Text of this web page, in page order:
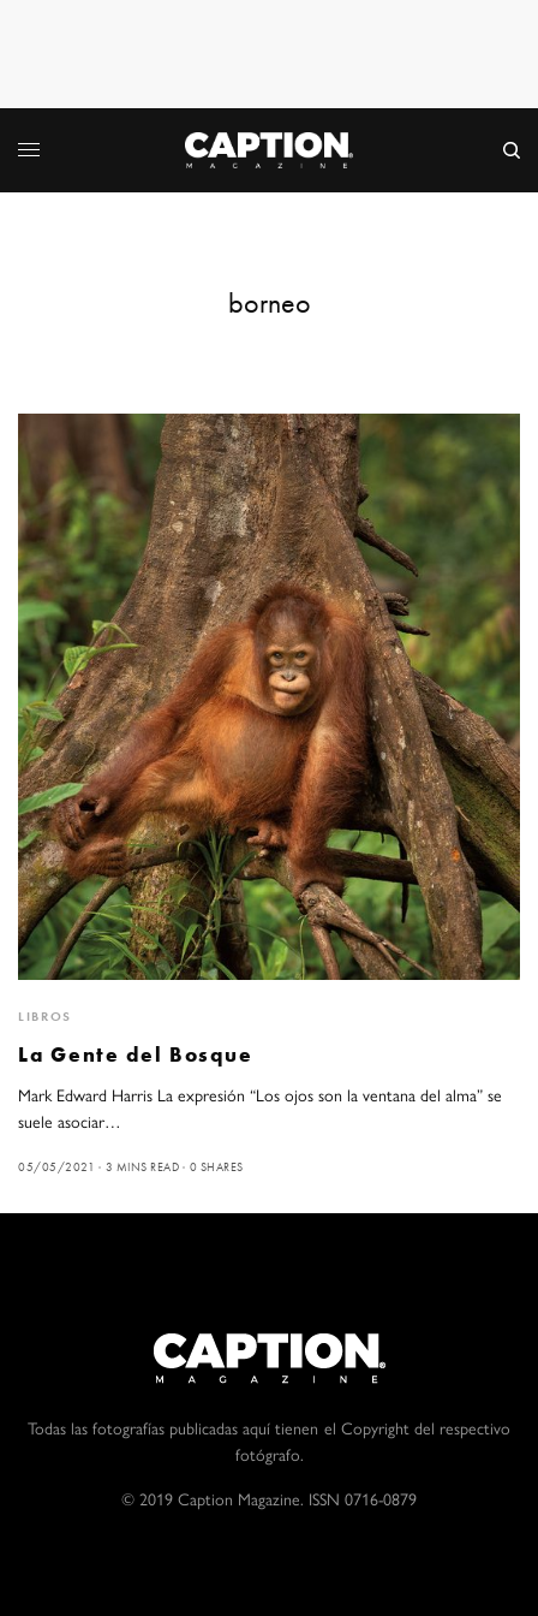
borneo
LIBROS
La Gente del Bosque
Mark Edward Harris La expresión “Los ojos son la ventana del alma” se
suele asociar…
05/05/2021 3 MINS READ 0 SHARES
Todas las fotografías publicadas aquí tienen el Copyright del respectivo
fotógrafo.
© 2019 Caption Magazine. ISSN 0716-0879